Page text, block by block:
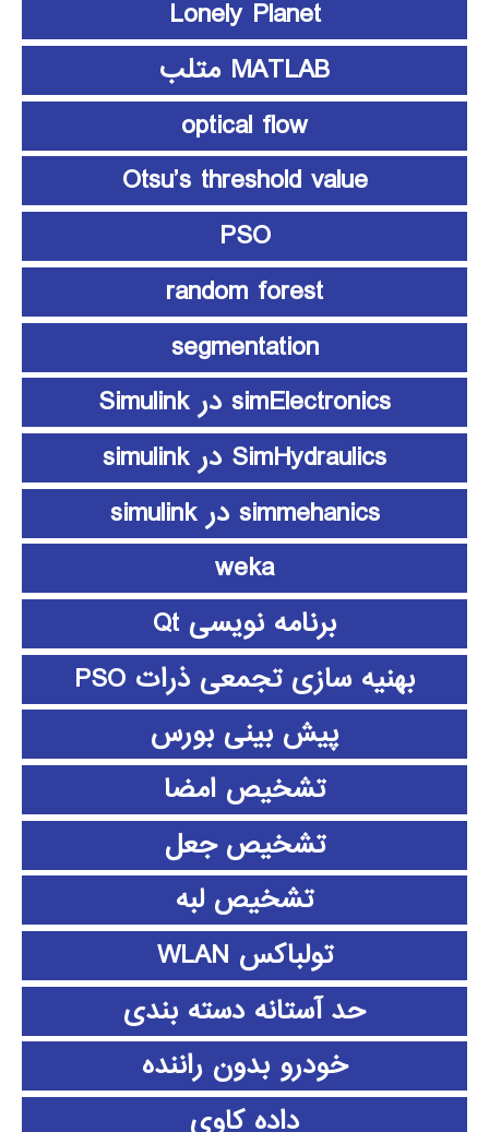
Lonely Planet
MATLAB متلب
optical flow
Otsu’s threshold value
PSO
random forest
segmentation
simElectronics در Simulink
SimHydraulics در simulink
simmehanics در simulink
weka
برنامه نویسی Qt
بهنیه سازی تجمعی ذرات PSO
پیش بینی بورس
تشخیص امضا
تشخیص جعل
تشخیص لبه
تولباکس WLAN
حد آستانه دسته بندی
خودرو بدون راننده
داده كاوي